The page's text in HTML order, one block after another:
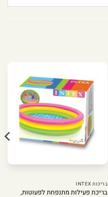
בריכות INTEX
בריכת פעילות מתנפחת לפעוטות,